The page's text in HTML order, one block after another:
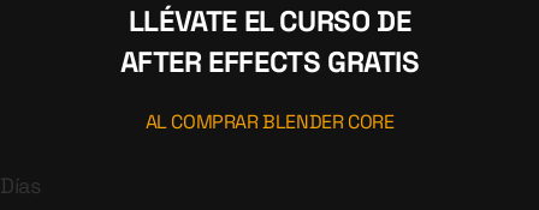
LLÉVATE EL CURSO DE
AFTER EFFECTS GRATIS
AL COMPRAR BLENDER CORE
Días